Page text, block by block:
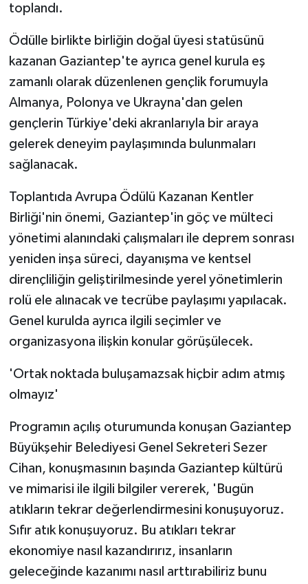
toplandı.
Ödülle birlikte birliğin doğal üyesi statüsünü
kazanan Gaziantep'te ayrıca genel kurula eş
zamanlı olarak düzenlenen gençlik forumuyla
Almanya, Polonya ve Ukrayna'dan gelen
gençlerin Türkiye'deki akranlarıyla bir araya
gelerek deneyim paylaşımında bulunmaları
sağlanacak.
Toplantıda Avrupa Ödülü Kazanan Kentler
Birliği'nin önemi, Gaziantep'in göç ve mülteci
yönetimi alanındaki çalışmaları ile deprem sonrası
yeniden inşa süreci, dayanışma ve kentsel
dirençliliğin geliştirilmesinde yerel yönetimlerin
rolü ele alınacak ve tecrübe paylaşımı yapılacak.
Genel kurulda ayrıca ilgili seçimler ve
organizasyona ilişkin konular görüşülecek.
'Ortak noktada buluşamazsak hiçbir adım atmış
olmayız'
Programın açılış oturumunda konuşan Gaziantep
Büyükşehir Belediyesi Genel Sekreteri Sezer
Cihan, konuşmasının başında Gaziantep kültürü
ve mimarisi ile ilgili bilgiler vererek, 'Bugün
atıkların tekrar değerlendirmesini konuşuyoruz.
Sıfır atık konuşuyoruz. Bu atıkları tekrar
ekonomiye nasıl kazandırırız, insanların
geleceğinde kazanımı nasıl arttırabiliriz bunu
SPOR HABERLERİ
TEKNOLOJİ
Turizm
ÜLKE GÜNDEMİ
YAŞAM
Yerel Haberler